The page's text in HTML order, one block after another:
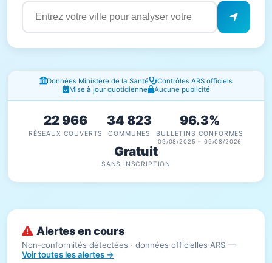
Résultats de qualité de l'eau
Fenêtres d'information
Données Ministère de la Santé
Contrôles ARS officiels
Mise à jour quotidienne
Aucune publicité
22 966
RÉSEAUX COUVERTS
34 823
COMMUNES
96.3%
BULLETINS CONFORMES
09/08/2025 – 09/08/2026
Gratuit
SANS INSCRIPTION
Alertes en cours
Non-conformités détectées · données officielles ARS —
Voir toutes les alertes →